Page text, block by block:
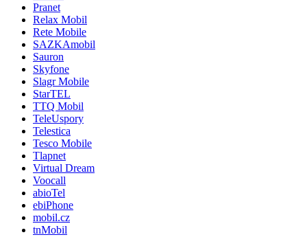
Pranet
Relax Mobil
Rete Mobile
SAZKAmobil
Sauron
Skyfone
Slagr Mobile
StarTEL
TTQ Mobil
TeleUspory
Telestica
Tesco Mobile
Tlapnet
Virtual Dream
Voocall
abioTel
ebiPhone
mobil.cz
tnMobil